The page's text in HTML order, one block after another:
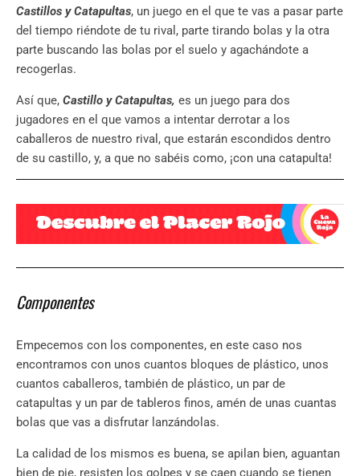
Castillos y Catapultas, un juego en el que te vas a pasar parte
del tiempo riéndote de tu rival, parte tirando bolas y la otra
parte buscando las bolas por el suelo y agachándote a
recogerlas.
Así que, Castillo y Catapultas, es un juego para dos
jugadores en el que vamos a intentar derrotar a los
caballeros de nuestro rival, que estarán escondidos dentro
de su castillo, y, a que no sabéis como, ¡con una catapulta!
Componentes
Empecemos con los componentes, en este caso nos
encontramos con unos cuantos bloques de plástico, unos
cuantos caballeros, también de plástico, un par de
catapultas y un par de tableros finos, amén de unas cuantas
bolas que vas a disfrutar lanzándolas.
La calidad de los mismos es buena, se apilan bien, aguantan
bien de pie, resisten los golpes y se caen cuando se tienen